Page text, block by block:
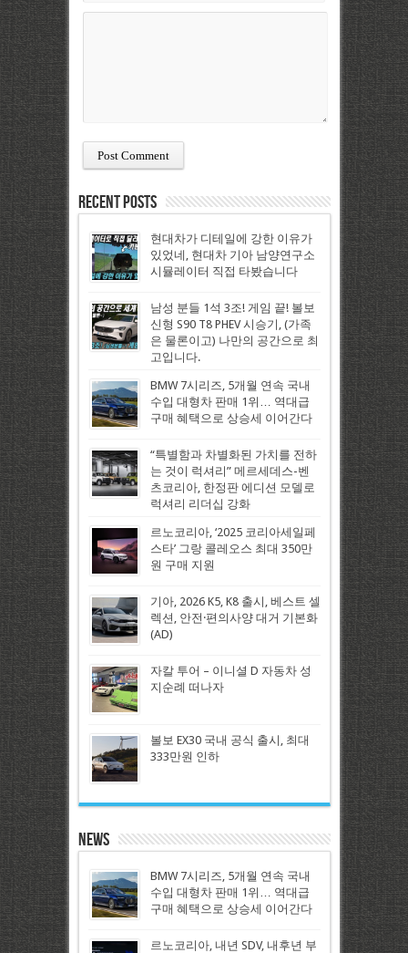
Recent Posts
현대차가 디테일에 강한 이유가
있었네, 현대차 기아 남양연구소
시뮬레이터 직접 타봤습니다
남성 분들 1석 3조! 게임 끝! 볼보
신형 S90 T8 PHEV 시승기, (가족
은 물론이고) 나만의 공간으로 최
고입니다.
BMW 7시리즈, 5개월 연속 국내
수입 대형차 판매 1위… 역대급
구매 혜택으로 상승세 이어간다
“특별함과 차별화된 가치를 전하
는 것이 럭셔리” 메르세데스-벤
츠코리아, 한정판 에디션 모델로
럭셔리 리더십 강화
르노코리아, ‘2025 코리아세일페
스타’ 그랑 콜레오스 최대 350만
원 구매 지원
기아, 2026 K5, K8 출시, 베스트 셀
렉션, 안전·편의사양 대거 기본화
(AD)
자칼 투어 – 이니셜 D 자동차 성
지순례 떠나자
볼보 EX30 국내 공식 출시, 최대
333만원 인하
News
BMW 7시리즈, 5개월 연속 국내
수입 대형차 판매 1위… 역대급
구매 혜택으로 상승세 이어간다
르노코리아, 내년 SDV, 내후년 부